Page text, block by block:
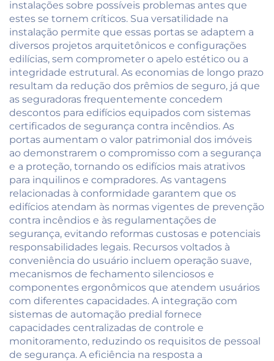
instalações sobre possíveis problemas antes que
estes se tornem críticos. Sua versatilidade na
instalação permite que essas portas se adaptem a
diversos projetos arquitetônicos e configurações
edilícias, sem comprometer o apelo estético ou a
integridade estrutural. As economias de longo prazo
resultam da redução dos prêmios de seguro, já que
as seguradoras frequentemente concedem
descontos para edifícios equipados com sistemas
certificados de segurança contra incêndios. As
portas aumentam o valor patrimonial dos imóveis
ao demonstrarem o compromisso com a segurança
e a proteção, tornando os edifícios mais atrativos
para inquilinos e compradores. As vantagens
relacionadas à conformidade garantem que os
edifícios atendam às normas vigentes de prevenção
contra incêndios e às regulamentações de
segurança, evitando reformas custosas e potenciais
responsabilidades legais. Recursos voltados à
conveniência do usuário incluem operação suave,
mecanismos de fechamento silenciosos e
componentes ergonômicos que atendem usuários
com diferentes capacidades. A integração com
sistemas de automação predial fornece
capacidades centralizadas de controle e
monitoramento, reduzindo os requisitos de pessoal
de segurança. A eficiência na resposta a